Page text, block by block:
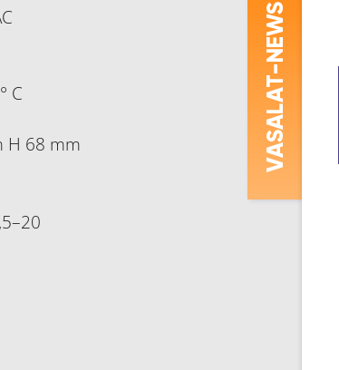
C
H 68 mm
V
ASALAT
-NEWS